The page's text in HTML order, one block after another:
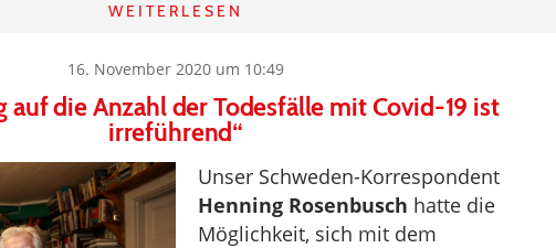
WEITERLESEN
16. November 2020 um 10:49
auf die Anzahl der Todesfälle mit Covid-19 ist
irreführend“
Unser Schweden-Korrespondent
Henning Rosenbusch hatte die
Möglichkeit, sich mit dem